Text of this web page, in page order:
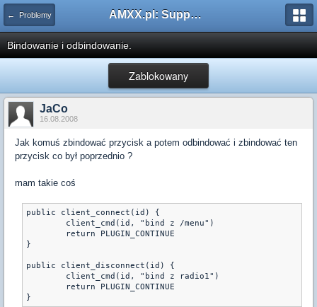
← Problemy AMXX.pl: Support AMX Mod X i SourceMod
Bindowanie i odbindowanie.
Zablokowany
JaCo
16.08.2008
Jak komuś zbindować przycisk a potem odbindować i zbindować ten
przycisk co był poprzednio ?
mam takie coś
public client_connect(id) {
        return PLUGIN_CONTINUE
}
public client_disconnect(id) {
}